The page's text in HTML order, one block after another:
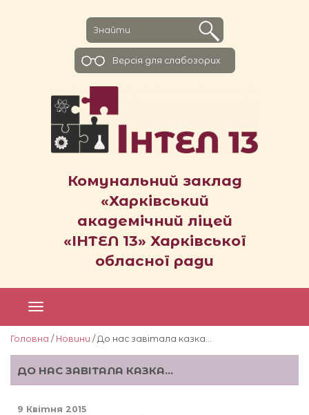
Комунальний заклад
«Харківський
академічний ліцей
«ІНТЕЛ 13» Харківської
обласної ради
Версiя для слабозорих
Головна / Новини / До нас завітала казка…
ДО НАС ЗАВІТАЛА КАЗКА…
9 Квітня 2015